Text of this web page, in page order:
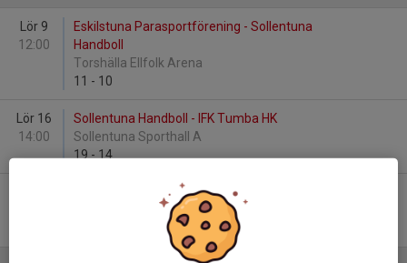
Lör 9
12:00
Eskilstuna Parasportförening - Sollentuna
Handboll
Torshälla Ellfolk Arena
11 - 10
Lör 16
14:00
Sollentuna Handboll - IFK Tumba HK
Sollentuna Sporthall A
19-14
HF Rimbo - Sollentuna Handboll
Långsjö Sporthall